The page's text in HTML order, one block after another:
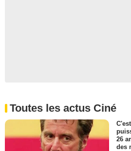
Toutes les actus Ciné
26
des